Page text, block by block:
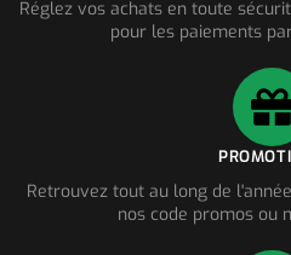
Réglez vos achats en toute
pour les paiements
Retrouvez tout au long de
nos code promos ou